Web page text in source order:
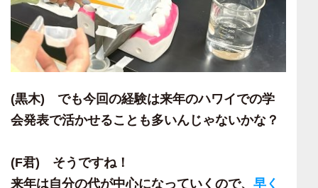
(黒木) でも今回の経験は来年のハワイでの学
会発表で活かせることも多いんじゃないかな？
(F君) そうですね！
来年は自分の代が中心になっていくので、 早く